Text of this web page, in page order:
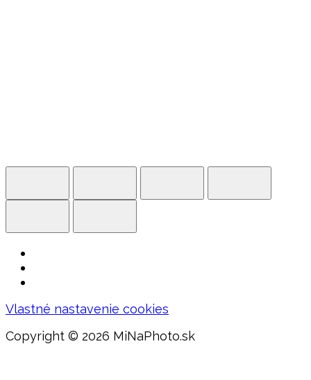
Vlastné nastavenie cookies
Copyright © 2026 MiNaPhoto.sk